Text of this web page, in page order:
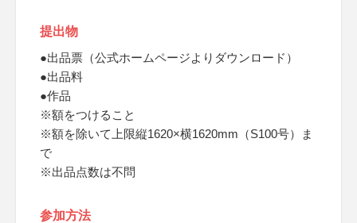
提出物
●出品票（公式ホームページよりダウンロード）
●出品料
●作品
※額をつけること
※額を除いて上限縦1620×横1620mm（S100号）ま
で
※出品点数は不問
参加方法